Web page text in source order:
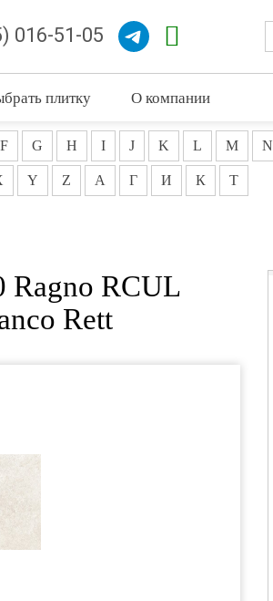
016-51-05
плитку О компании
F G H I J K L M N
Y Z А Г И К Т
Ragno RCUL
Rett